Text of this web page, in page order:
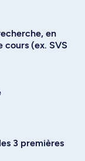
en
cours (ex. SVS
3 premières